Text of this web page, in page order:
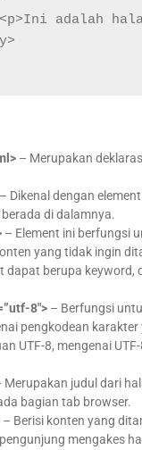
halaman
– Merupakan
Dikenal dengan
di dalamnya.
– Element ini berfungsi
yang tidak ingin
dapat berupa keyword,
8″>– Berfungsi
pengkodean karakter
UTF-8, mengenai
judul dari
bagian tab browser.
– Berisi konten yang
mengakes